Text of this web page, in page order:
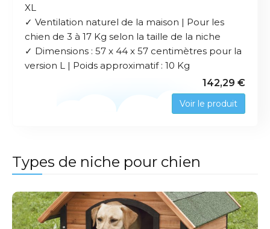
XL
✓ Ventilation naturel de la maison | Pour les
chien de 3 à 17 Kg selon la taille de la niche
✓ Dimensions : 57 x 44 x 57 centimètres pour la
version L | Poids approximatif : 10 Kg
142,29 €
Voir le produit
Types de niche pour chien